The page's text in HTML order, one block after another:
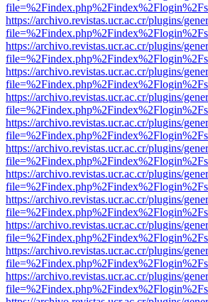
https://archivo.revistas.ucr.ac.cr/plugins/
https://archivo.revistas.ucr.ac.cr/plugins/
https://archivo.revistas.ucr.ac.cr/plugins/
https://archivo.revistas.ucr.ac.cr/plugins/
https://archivo.revistas.ucr.ac.cr/plugins/
https://archivo.revistas.ucr.ac.cr/plugins/
https://archivo.revistas.ucr.ac.cr/plugins/
https://archivo.revistas.ucr.ac.cr/plugins/
https://archivo.revistas.ucr.ac.cr/plugins/
https://archivo.revistas.ucr.ac.cr/plugins/
https://archivo.revistas.ucr.ac.cr/plugins/